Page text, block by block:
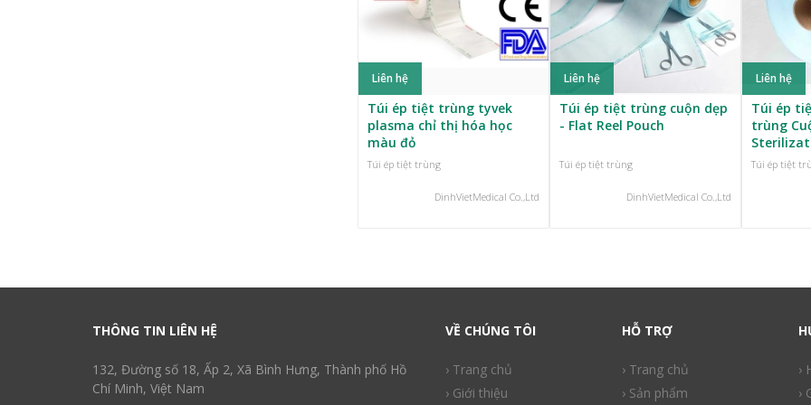
Liên hệ
Túi ép tiệt trùng tyvek
plasma chỉ thị hóa học
màu đỏ
Túi ép tiệt trùng
DinhVietMedical Co.,Ltd
Liên hệ
Túi ép tiệt trùng cuộn dẹp
- Flat Reel Pouch
Túi ép tiệt trùng
DinhVietMedical Co.,Ltd
Liên hệ
Túi ép
trùng
Túi ép tiệt
THÔNG TIN LIÊN HỆ
132, Đường số 18, Ấp 2, Xã Bình Hưng, Thành phố Hồ
Chí Minh, Việt Nam
VỀ CHÚNG TÔI
› Trang chủ
› Giới thiệu
HỖ TRỢ
› Trang chủ
› Sản phẩm
›
›